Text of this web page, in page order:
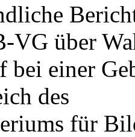
VG über
bei einer
des
für